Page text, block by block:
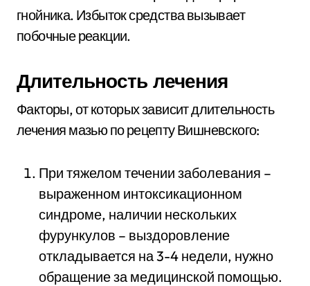
гнойника. Избыток средства вызывает
побочные реакции.
Длительность лечения
Факторы, от которых зависит длительность
лечения мазью по рецепту Вишневского:
При тяжелом течении заболевания –
выраженном интоксикационном
синдроме, наличии нескольких
фурункулов – выздоровление
откладывается на 3-4 недели, нужно
обращение за медицинской помощью.